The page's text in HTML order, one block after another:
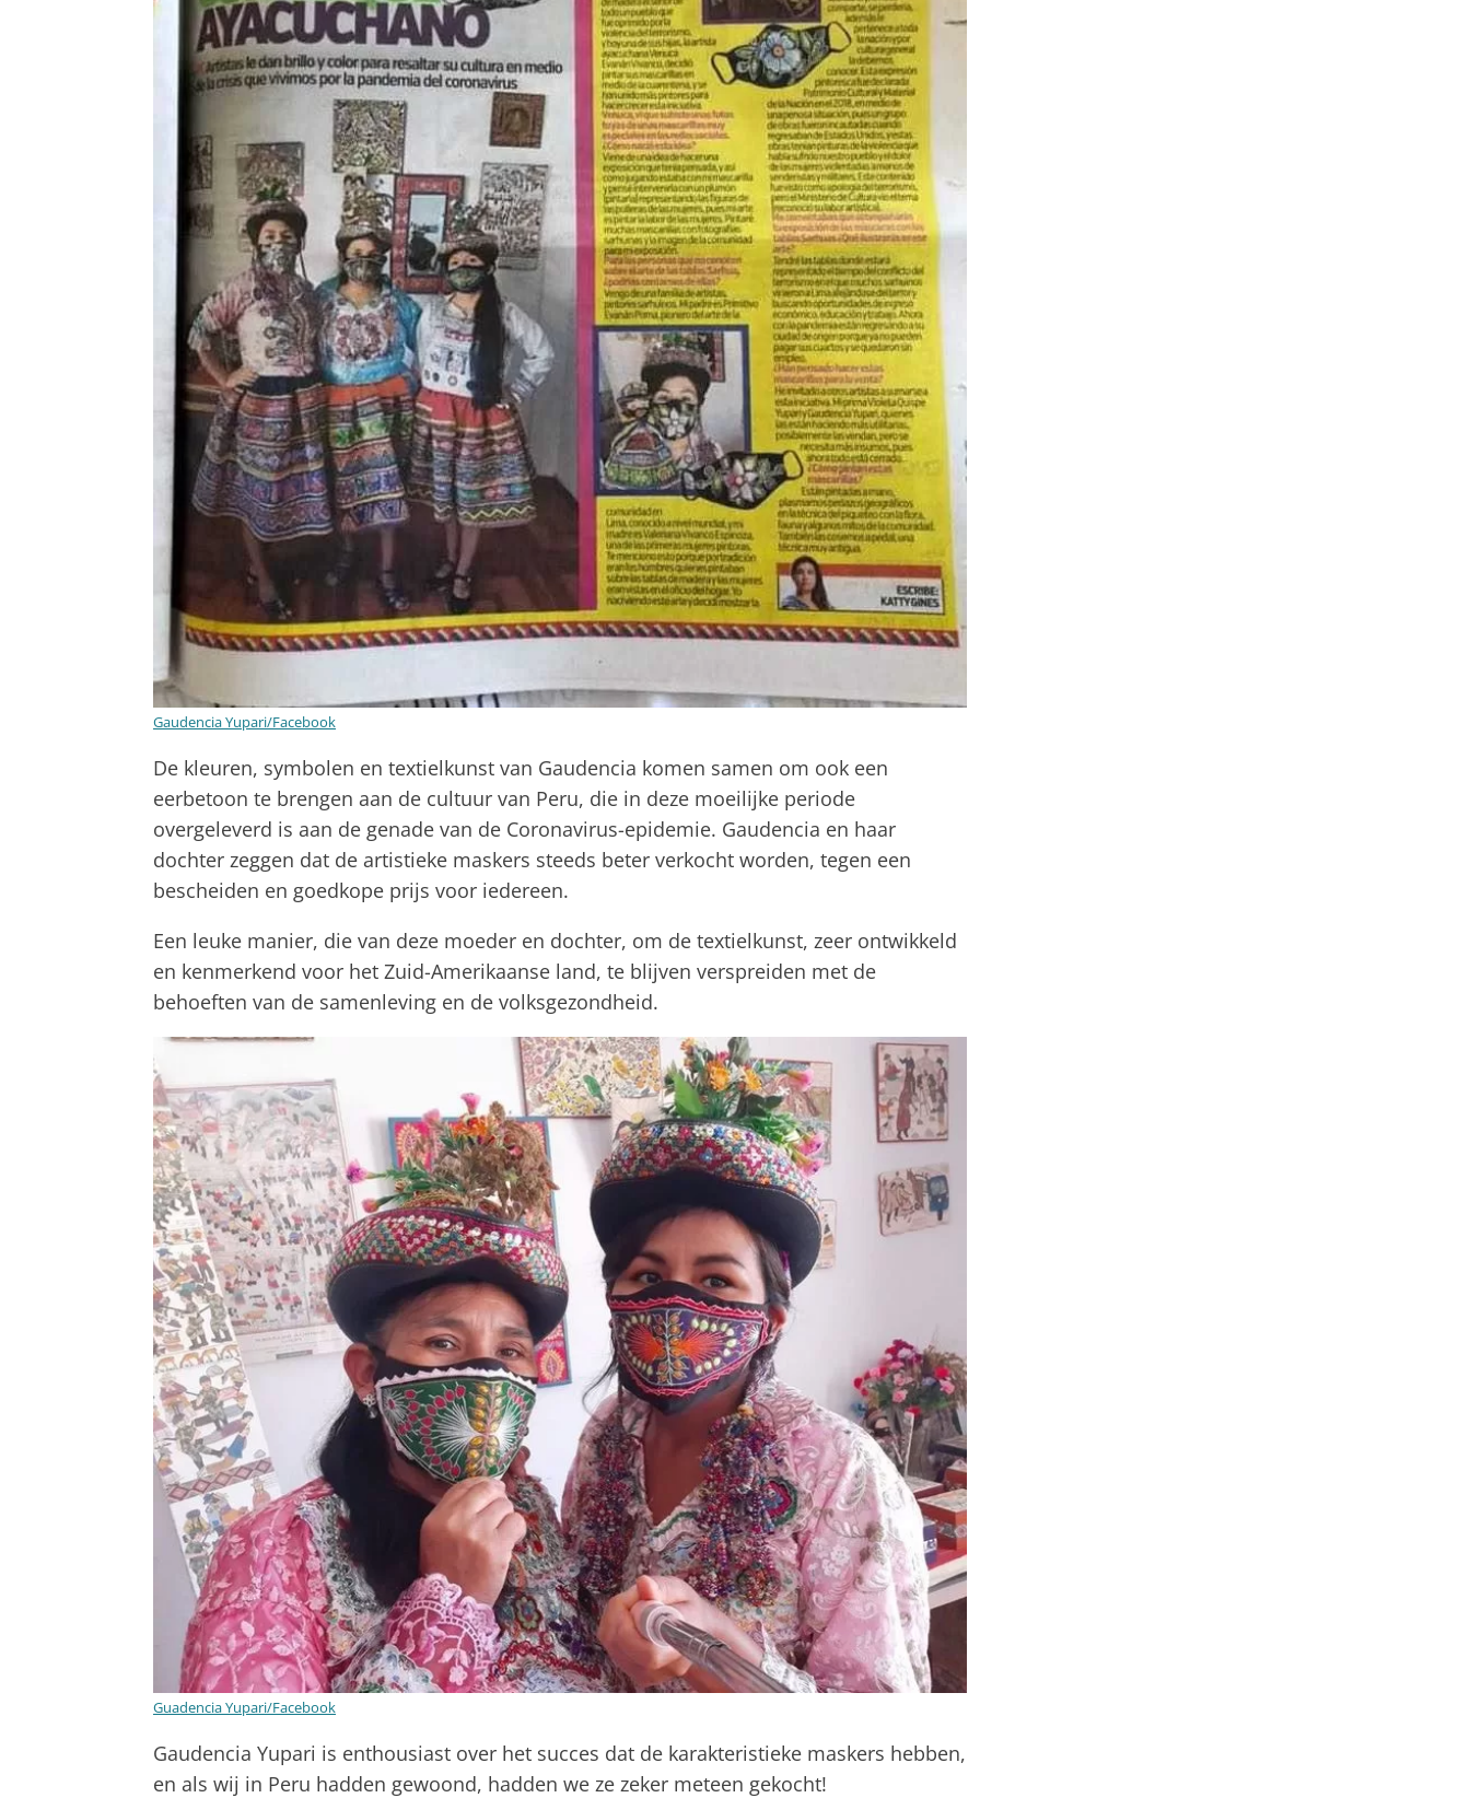
Gaudencia Yupari/Facebook
De kleuren, symbolen en textielkunst van Gaudencia komen samen om ook een
eerbetoon te brengen aan de cultuur van Peru, die in deze moeilijke periode
overgeleverd is aan de genade van de Coronavirus-epidemie. Gaudencia en haar
dochter zeggen dat de artistieke maskers steeds beter verkocht worden, tegen een
bescheiden en goedkope prijs voor iedereen.
Een leuke manier, die van deze moeder en dochter, om de textielkunst, zeer ontwikkeld
en kenmerkend voor het Zuid-Amerikaanse land, te blijven verspreiden met de
behoeften van de samenleving en de volksgezondheid.
Guadencia Yupari/Facebook
Gaudencia Yupari is enthousiast over het succes dat de karakteristieke maskers hebben,
en als wij in Peru hadden gewoond, hadden we ze zeker meteen gekocht!